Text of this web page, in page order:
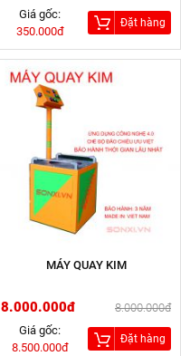
Giá gốc:
350.000đ
Đặt hàng
MÁY QUAY KIM
8.000.000đ
8.000.000đ
Giá gốc:
8.500.000đ
Đặt hàng